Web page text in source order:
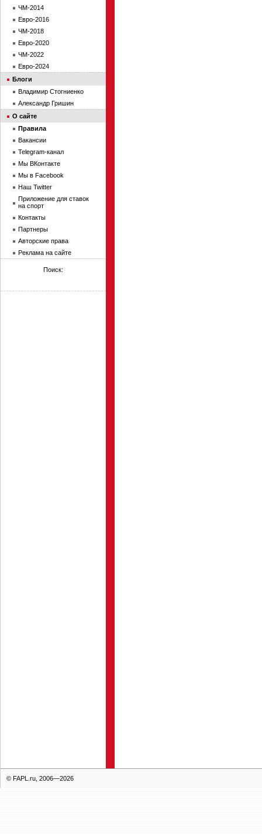
ЧМ-2014
Евро-2016
ЧМ-2018
Евро-2020
ЧМ-2022
Евро-2024
Блоги
Владимир Стогниенко
Александр Гришин
О сайте
Правила
Вакансии
Telegram-канал
Мы ВКонтакте
Мы в Facebook
Наш Twitter
Приложение для ставок
на спорт
Контакты
Партнеры
Авторские права
Реклама на сайте
Поиск:
© FAPL.ru, 2006—2026